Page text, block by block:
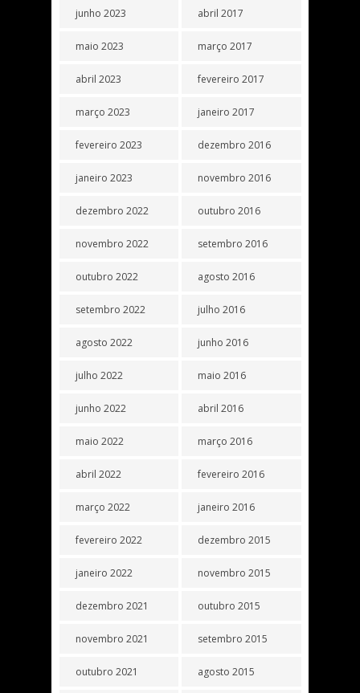
junho 2023
maio 2023
abril 2023
março 2023
fevereiro 2023
janeiro 2023
dezembro 2022
novembro 2022
outubro 2022
setembro 2022
agosto 2022
julho 2022
junho 2022
maio 2022
abril 2022
março 2022
fevereiro 2022
janeiro 2022
dezembro 2021
novembro 2021
outubro 2021
abril 2017
março 2017
fevereiro 2017
janeiro 2017
dezembro 2016
novembro 2016
outubro 2016
setembro 2016
agosto 2016
julho 2016
junho 2016
maio 2016
abril 2016
março 2016
fevereiro 2016
janeiro 2016
dezembro 2015
novembro 2015
outubro 2015
setembro 2015
agosto 2015